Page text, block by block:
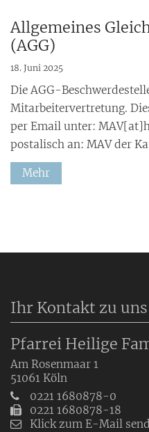
Allgemeines
(AGG)
18. Juni 2025
Die AGG-
Mitarbeitervertretung.
per Email unter:
postalisch an: MAV der
Mehr
Ihr Kontakt zu uns
Pfarrei Heilige
Am Rosenmaar 1
51061 Köln
0221 1680878-0
0221 1680878-18
Klick zum E-Mail